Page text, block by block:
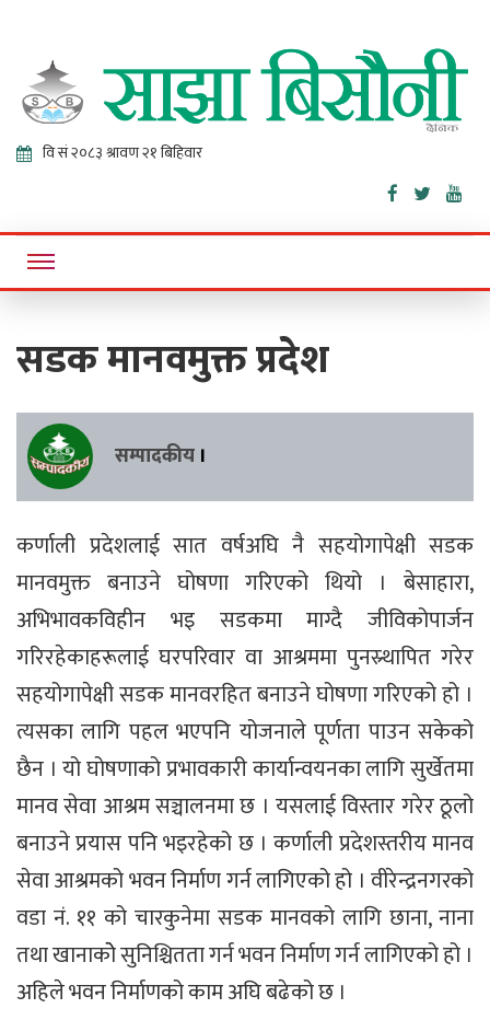
Sajha
Bisaunee
Online News Portal
सडक मानवमुक्त प्रदेश
सम्पादकीय ।
कर्णाली प्रदेशलाई सात वर्षअघि नै सहयोगापेक्षी सडक
मानवमुक्त बनाउने घोषणा गरिएको थियो । बेसाहारा,
अभिभावकविहीन भइ सडकमा माग्दै जीविकोपार्जन
गरिरहेकाहरूलाई घरपरिवार वा आश्रममा पुनस्र्थापित गरेर
सहयोगापेक्षी सडक मानवरहित बनाउने घोषणा गरिएको हो ।
त्यसका लागि पहल भएपनि योजनाले पूर्णता पाउन सकेको
छैन । यो घोषणाको प्रभावकारी कार्यान्वयनका लागि सुर्खेतमा
मानव सेवा आश्रम सञ्चालनमा छ । यसलाई विस्तार गरेर ठूलो
बनाउने प्रयास पनि भइरहेको छ । कर्णाली प्रदेशस्तरीय मानव
सेवा आश्रमको भवन निर्माण गर्न लागिएको हो । वीरेन्द्रनगरको
वडा नं. ११ को चारकुनेमा सडक मानवको लागि छाना, नाना
तथा खानाकोे सुनिश्चितता गर्न भवन निर्माण गर्न लागिएको हो ।
अहिले भवन निर्माणको काम अघि बढेको छ ।